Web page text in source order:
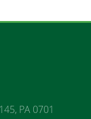
РА 0701